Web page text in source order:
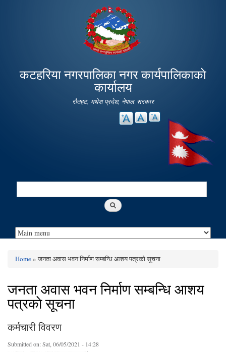
main
content
कटहरिया नगरपालिका नगर कार्यपालिकाकाे
कार्यालय
रौतहट, मधेश प्रदेश, नेपाल सरकार
Search
Home» जनता अवास भवन निर्माण सम्बन्धि आशय पत्रकाे सूचना
जनता अवास भवन निर्माण सम्बन्धि आशय
पत्रकाे सूचना
कर्मचारी विवरण
Submitted on:Sat, 06/05/2021 - 14:28